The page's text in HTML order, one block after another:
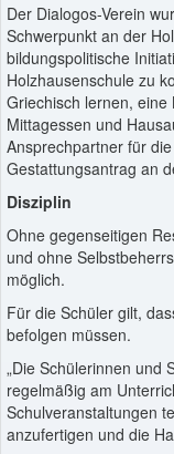
Der Dialogos-Verein
Schwerpunkt an der
bildungspolitische
Holzhausenschule zu
Griechisch lernen,
Mittagessen und
Ansprechpartner für
Gestattungsantrag an
Disziplin
Ohne gegenseitigen
und ohne
möglich.
Für die Schüler gilt,
befolgen müssen.
„Die Schülerinnen und
regelmäßig am
Schulveranstaltungen
anzufertigen und die